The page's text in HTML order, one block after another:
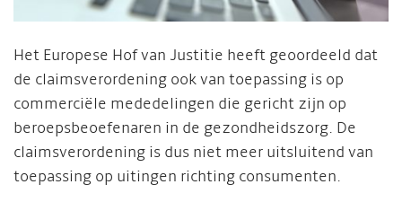
Het Europese Hof van Justitie heeft geoordeeld dat
de claimsverordening ook van toepassing is op
commerciële mededelingen die gericht zijn op
beroepsbeoefenaren in de gezondheidszorg. De
claimsverordening is dus niet meer uitsluitend van
toepassing op uitingen richting consumenten.